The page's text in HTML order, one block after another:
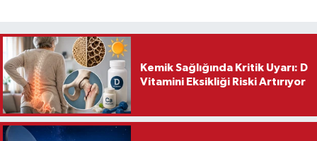
Kemik Sağlığında Kritik Uyarı: D
Vitamini Eksikliği Riski Artırıyor